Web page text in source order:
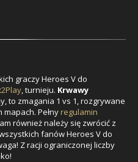
graczy Heroes V do
, turnieju. Krwawy
to zmagania 1 vs 1, rozgrywane
Pełnyregulamin
również należy się zwrócić z
fanów Heroes V do
Z racji ograniczonej liczby